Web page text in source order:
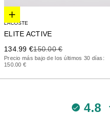
Elige opciones
LACOSTE
ELITE ACTIVE
Precio de oferta
134.99 €Precio anterior
150.00 €
Precio más bajo de los últimos 30 días:
150.00 €
4.8